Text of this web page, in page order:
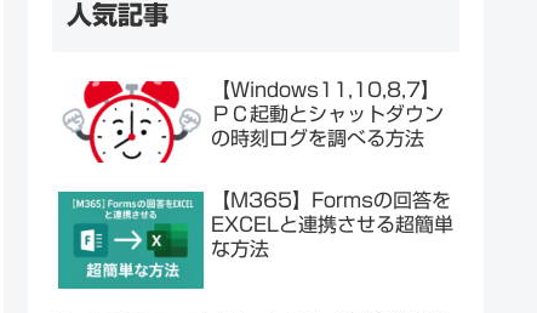
人気記事
【Windows11,10,8,7】
ＰＣ起動とシャットダウン
の時刻ログを調べる方法
【M365】Formsの回答を
EXCELと連携させる超簡単
な方法